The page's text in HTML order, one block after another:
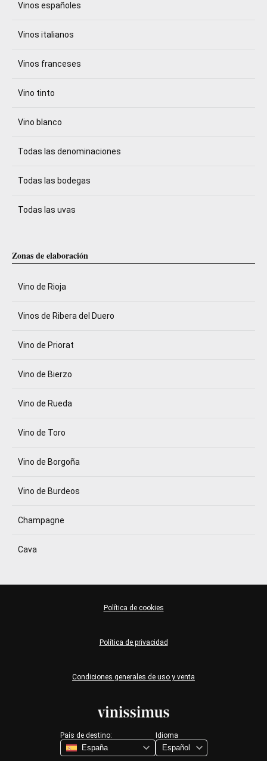
Vinos españoles
Vinos italianos
Vinos franceses
Vino tinto
Vino blanco
Todas las denominaciones
Todas las bodegas
Todas las uvas
Zonas de elaboración
Vino de Rioja
Vinos de Ribera del Duero
Vino de Priorat
Vino de Bierzo
Vino de Rueda
Vino de Toro
Vino de Borgoña
Vino de Burdeos
Champagne
Cava
País de destino: Idioma
Condiciones generales de uso y venta
Política de privacidad
Política de cookies